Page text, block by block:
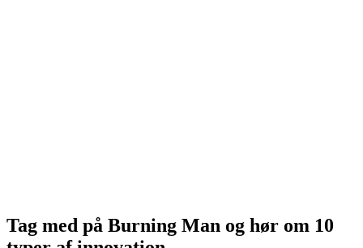
Tag med på Burning Man og hør om 10